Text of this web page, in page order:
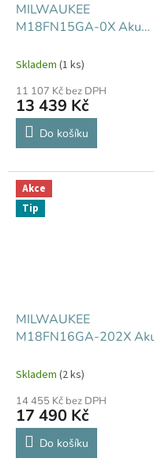
MILWAUKEE
M18FN15GA-0X Aku
Skladem (1 ks)
11 107 Kč bez DPH
13 439 Kč
Do košíku
Akce
Tip
MILWAUKEE
M18FN16GA-202X
Skladem (2 ks)
14 455 Kč bez DPH
17 490 Kč
Do košíku